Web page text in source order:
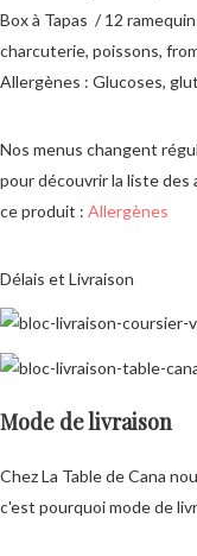
Box à Tapas / 12
charcuterie, poissons,
Allergènes : Glucoses,
Nos menus changent
pour découvrir la liste des
ce produit : Allergènes
Délais et Livraison
Mode de livraison
Chez La Table de Cana
c'est pourquoi mode de